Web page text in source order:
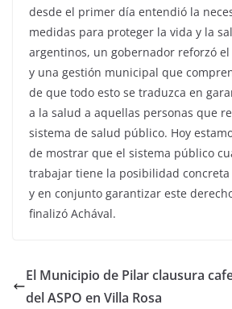
desde el primer día entendió la
medidas para proteger la vida y la
argentinos, un gobernador reforzó
y una gestión municipal que
de que todo esto se traduzca en
a la salud a aquellas personas que
sistema de salud público. Hoy
de mostrar que el sistema público
trabajar tiene la posibilidad
y en conjunto garantizar este
finalizó Achával.
El Municipio de Pilar clausura
del ASPO en Villa Rosa